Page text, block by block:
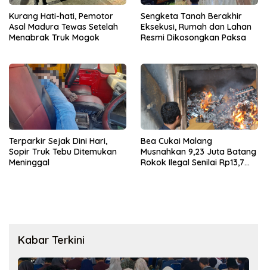
Kurang Hati-hati, Pemotor
Asal Madura Tewas Setelah
Menabrak Truk Mogok
Sengketa Tanah Berakhir
Eksekusi, Rumah dan Lahan
Resmi Dikosongkan Paksa
Terparkir Sejak Dini Hari,
Sopir Truk Tebu Ditemukan
Meninggal
Bea Cukai Malang
Musnahkan 9,23 Juta Batang
Rokok Ilegal Senilai Rp13,7
Kabar Terkini